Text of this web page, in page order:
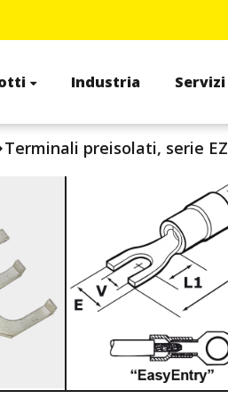
Industria Servizi
Terminali preisolati, serie EZ